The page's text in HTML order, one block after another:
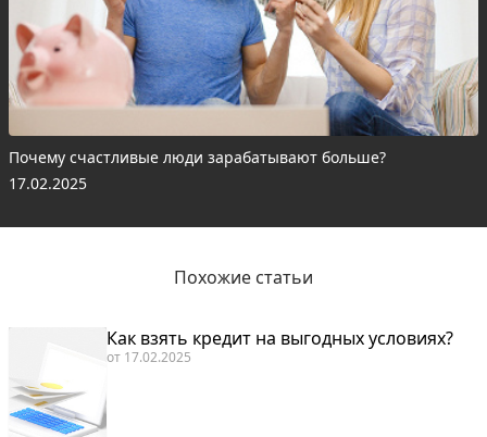
Почему счастливые люди зарабатывают больше?
17.02.2025
Похожие статьи
Как взять кредит на выгодных условиях?
от 17.02.2025